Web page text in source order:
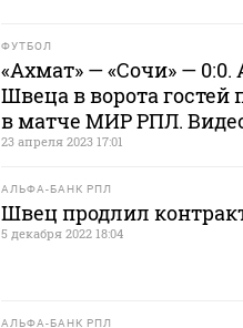
ФУТБОЛ
«Ахмат» — «Сочи» —
Швеца в ворота гостей
в матче МИР РПЛ.
23 апреля 2023 17:01
АЛЬФА-БАНК РПЛ
Швец продлил
5 декабря 2022 18:04
АЛЬФА-БАНК РПЛ